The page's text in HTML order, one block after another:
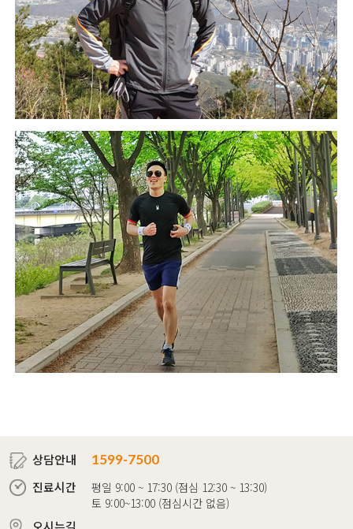
상담안내
1599-7500
진료시간
평일 9:00 ~ 17:30 (점심 12:30 ~ 13:30)
토 9:00~13:00 (점심시간 없음)